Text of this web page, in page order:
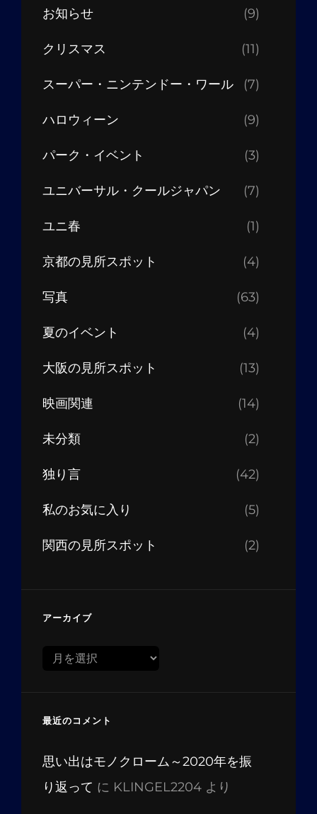
お知らせ (9)
クリスマス (11)
スーパー・ニンテンドー・ワール (7)
ハロウィーン (9)
パーク・イベント (3)
ユニバーサル・クールジャパン (7)
ユニ春 (1)
京都の見所スポット (4)
写真 (63)
夏のイベント (4)
大阪の見所スポット (13)
映画関連 (14)
未分類 (2)
独り言 (42)
私のお気に入り (5)
関西の見所スポット (2)
アーカイブ
イ
最近のコメント
思い出はモノクローム～2020年を振
り返って に KLINGEL2204 より